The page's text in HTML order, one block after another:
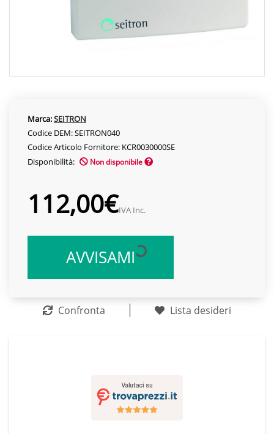
Marca:SEITRON
Codice DEM: SEITRON040
Codice Articolo Fornitore: KCR0030000SE
Disponibilità:
Non disponibile
112,00€IVA Inc.
AVVISAMI
Confronta Lista desideri